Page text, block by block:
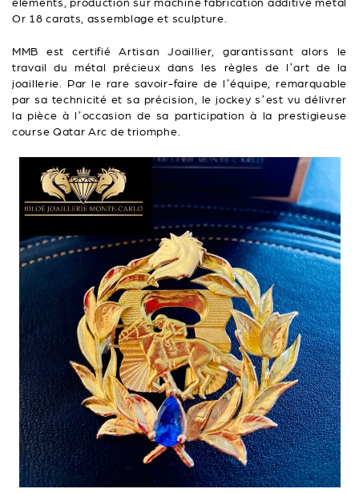
éléments, production sur machine fabrication additive métal
Or 18 carats, assemblage et sculpture.
MMB est certifié Artisan Joaillier, garantissant alors le
travail du métal précieux dans les règles de l’art de la
joaillerie. Par le rare savoir-faire de l’équipe, remarquable
par sa technicité et sa précision, le jockey s’est vu délivrer
la pièce à l’occasion de sa participation à la prestigieuse
course Qatar Arc de triomphe.